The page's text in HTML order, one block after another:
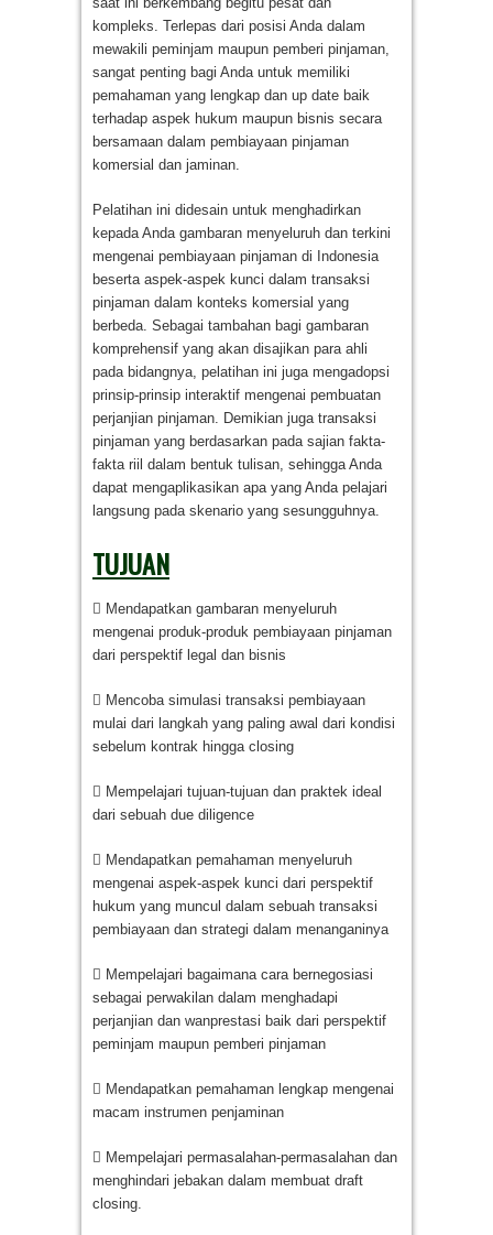
kompleks. Terlepas dari posisi Anda dalam
mewakili peminjam maupun pemberi pinjaman,
sangat penting bagi Anda untuk memiliki
pemahaman yang lengkap dan up date baik
terhadap aspek hukum maupun bisnis secara
bersamaan dalam pembiayaan pinjaman
komersial dan jaminan.
Pelatihan ini didesain untuk menghadirkan
kepada Anda gambaran menyeluruh dan terkini
mengenai pembiayaan pinjaman di Indonesia
beserta aspek-aspek kunci dalam transaksi
pinjaman dalam konteks komersial yang
berbeda. Sebagai tambahan bagi gambaran
komprehensif yang akan disajikan para ahli
pada bidangnya, pelatihan ini juga mengadopsi
prinsip-prinsip interaktif mengenai pembuatan
perjanjian pinjaman. Demikian juga transaksi
pinjaman yang berdasarkan pada sajian fakta-
fakta riil dalam bentuk tulisan, sehingga Anda
dapat mengaplikasikan apa yang Anda pelajari
langsung pada skenario yang sesungguhnya.
TUJUAN
 Mendapatkan gambaran menyeluruh
mengenai produk-produk pembiayaan pinjaman
dari perspektif legal dan bisnis
 Mencoba simulasi transaksi pembiayaan
mulai dari langkah yang paling awal dari kondisi
sebelum kontrak hingga closing
 Mempelajari tujuan-tujuan dan praktek ideal
dari sebuah due diligence
 Mendapatkan pemahaman menyeluruh
mengenai aspek-aspek kunci dari perspektif
hukum yang muncul dalam sebuah transaksi
pembiayaan dan strategi dalam menanganinya
 Mempelajari bagaimana cara bernegosiasi
sebagai perwakilan dalam menghadapi
perjanjian dan wanprestasi baik dari perspektif
peminjam maupun pemberi pinjaman
 Mendapatkan pemahaman lengkap mengenai
macam instrumen penjaminan
 Mempelajari permasalahan-permasalahan dan
menghindari jebakan dalam membuat draft
closing.